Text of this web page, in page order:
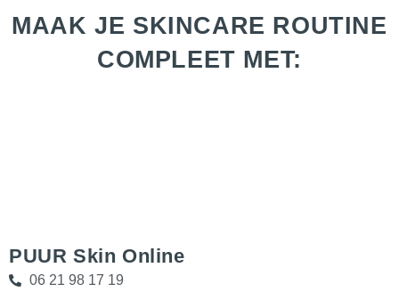
MAAK JE SKINCARE ROUTINE
COMPLEET MET:
PUUR Skin Online
06 21 98 17 19